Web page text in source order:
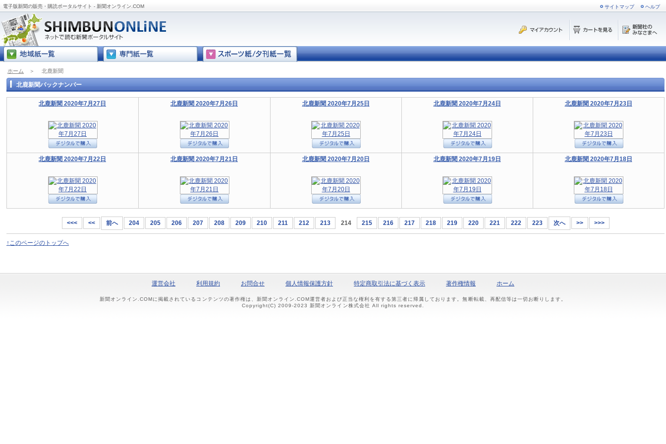
電子版新聞の販売・購読ポータルサイト - 新聞オンライン.COM サイトマップ ヘルプ
ホーム ＞ 北鹿新聞
北鹿新聞バックナンバー
北鹿新聞 2020年7月27日 北鹿新聞 2020年7月26日 北鹿新聞 2020年7月25日 北鹿新聞 2020年7月24日 北鹿新聞 2020年7月23日
北鹿新聞 2020年7月22日 北鹿新聞 2020年7月21日 北鹿新聞 2020年7月20日 北鹿新聞 2020年7月19日 北鹿新聞 2020年7月18日
<<< << 前へ 204 205 206 207 208 209 210 211 212 213 214 215 216 217 218 219 220 221 222 223 次へ >> >>>
↑このページのトップへ
運営会社 利用規約 お問合せ 個人情報保護方針 特定商取引法に基づく表示 著作権情報 ホーム
新聞オンライン.COMに掲載されているコンテンツの著作権は、新聞オンライン.COM運営者および正当な権利を有する第三者に帰属しております。無断転載、再配信等は一切お断りします。
Copyright(C) 2009-2023 新聞オンライン株式会社 All rights reserved.